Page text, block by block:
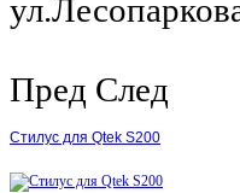
Пред След
Стилус для Qtek S200